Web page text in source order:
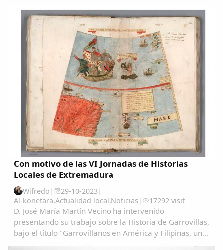
Con motivo de las VI Jornadas de Historias
Locales de Extremadura
Wifredo | 29-10-2023|
Al-konetara,Actualidad local,Noticias | 17292 visit
D. José María Martín Vecino ha intervenido
presentando su trabajo sobre la Historia de Garrovillas,
bajo el título "Garrovillanos en América y Filipinas, una